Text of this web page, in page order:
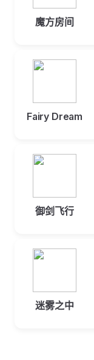
魔方房间
Fairy Dream
御剑飞行
迷雾之中